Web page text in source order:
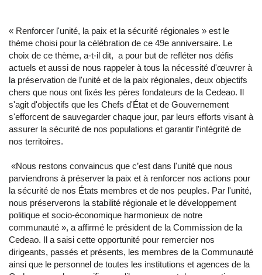
« Renforcer l'unité, la paix et la sécurité régionales » est le
thème choisi pour la célébration de ce 49e anniversaire. Le
choix de ce thème, a-t-il dit, a pour but de refléter nos défis
actuels et aussi de nous rappeler à tous la nécessité d'œuvrer à
la préservation de l'unité et de la paix régionales, deux objectifs
chers que nous ont fixés les pères fondateurs de la Cedeao. Il
s'agit d'objectifs que les Chefs d'État et de Gouvernement
s'efforcent de sauvegarder chaque jour, par leurs efforts visant à
assurer la sécurité de nos populations et garantir l'intégrité de
nos territoires.
«Nous restons convaincus que c’est dans l'unité que nous
parviendrons à préserver la paix et à renforcer nos actions pour
la sécurité de nos États membres et de nos peuples. Par l'unité,
nous préserverons la stabilité régionale et le développement
politique et socio-économique harmonieux de notre
communauté », a affirmé le président de la Commission de la
Cedeao. Il a saisi cette opportunité pour remercier nos
dirigeants, passés et présents, les membres de la Communauté
ainsi que le personnel de toutes les institutions et agences de la